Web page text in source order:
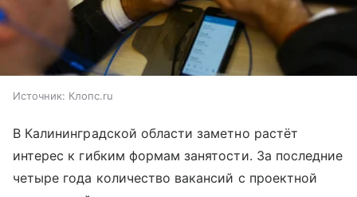
Источник: Клопс.ru
В Калининградской области заметно растёт
интерес к гибким формам занятости. За последние
четыре года количество вакансий с проектной